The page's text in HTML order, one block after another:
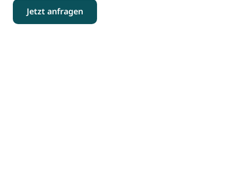
Jetzt anfragen